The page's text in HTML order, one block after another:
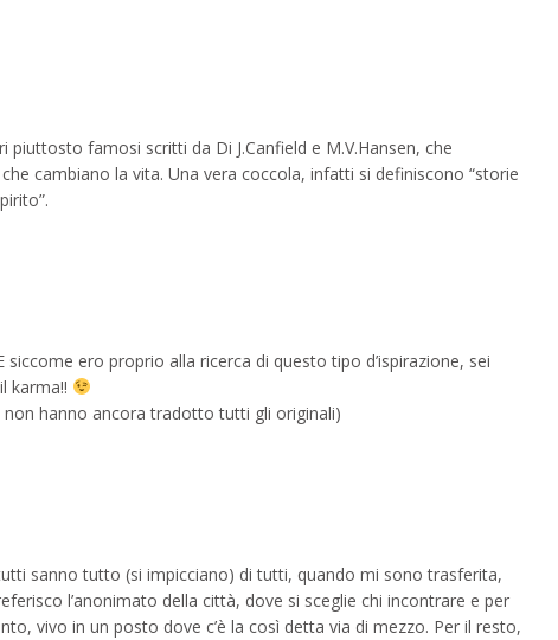
famosi scritti da Di J.Canfield e M.V.Hansen, che
cambiano la vita. Una vera coccola, infatti si definiscono “storie
siccome ero proprio alla ricerca di questo tipo d’ispirazione, sei
karma!!
non hanno ancora tradotto tutti gli originali)
sanno tutto (si impicciano) di tutti, quando mi sono trasferita,
l’anonimato della città, dove si sceglie chi incontrare e per
vivo in un posto dove c’è la così detta via di mezzo. Per il resto,